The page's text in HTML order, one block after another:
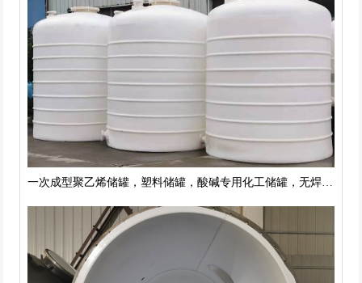
一次成型聚乙烯储罐，塑料储罐，酸碱专用化工储罐，无焊接强度高